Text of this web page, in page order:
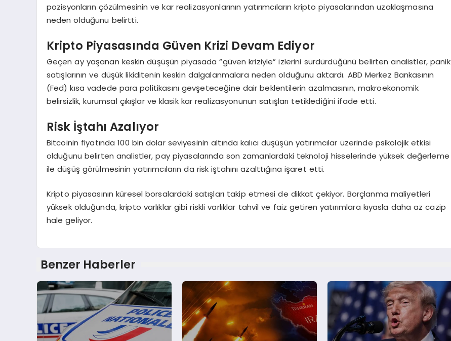
pozisyonların çözülmesinin ve kar realizasyonlarının yatırımcıların kripto piyasalarından uzaklaşmasına
neden olduğunu belirtti.
Kripto Piyasasında Güven Krizi Devam Ediyor
Geçen ay yaşanan keskin düşüşün piyasada “güven kriziyle” izlerini sürdürdüğünü belirten analistler, panik
satışlarının ve düşük likiditenin keskin dalgalanmalara neden olduğunu aktardı. ABD Merkez Bankasının
(Fed) kısa vadede para politikasını gevşeteceğine dair beklentilerin azalmasının, makroekonomik
belirsizlik, kurumsal çıkışlar ve klasik kar realizasyonunun satışları tetiklediğini ifade etti.
Risk İştahı Azalıyor
Bitcoinin fiyatında 100 bin dolar seviyesinin altında kalıcı düşüşün yatırımcılar üzerinde psikolojik etkisi
olduğunu belirten analistler, pay piyasalarında son zamanlardaki teknoloji hisselerinde yüksek değerleme
ile düşüş görülmesinin yatırımcıların da risk iştahını azalttığına işaret etti.
Kripto piyasasının küresel borsalardaki satışları takip etmesi de dikkat çekiyor. Borçlanma maliyetleri
yüksek olduğunda, kripto varlıklar gibi riskli varlıklar tahvil ve faiz getiren yatırımlara kıyasla daha az cazip
hale geliyor.
Benzer Haberler